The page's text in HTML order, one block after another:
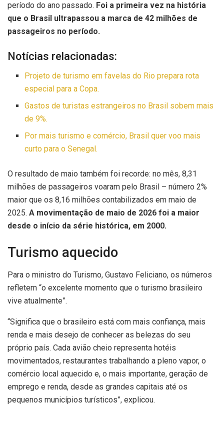
período do ano passado. Foi a primeira vez na história
que o Brasil ultrapassou a marca de 42 milhões de
passageiros no período.
Notícias relacionadas:
Projeto de turismo em favelas do Rio prepara rota
especial para a Copa.
Gastos de turistas estrangeiros no Brasil sobem mais
de 9%.
Por mais turismo e comércio, Brasil quer voo mais
curto para o Senegal.
O resultado de maio também foi recorde: no mês, 8,31
milhões de passageiros voaram pelo Brasil – número 2%
maior que os 8,16 milhões contabilizados em maio de
2025. A movimentação de maio de 2026 foi a maior
desde o início da série histórica, em 2000.
Turismo aquecido
Para o ministro do Turismo, Gustavo Feliciano, os números
refletem “o excelente momento que o turismo brasileiro
vive atualmente”.
“Significa que o brasileiro está com mais confiança, mais
renda e mais desejo de conhecer as belezas do seu
próprio país. Cada avião cheio representa hotéis
movimentados, restaurantes trabalhando a pleno vapor, o
comércio local aquecido e, o mais importante, geração de
emprego e renda, desde as grandes capitais até os
pequenos municípios turísticos”, explicou.